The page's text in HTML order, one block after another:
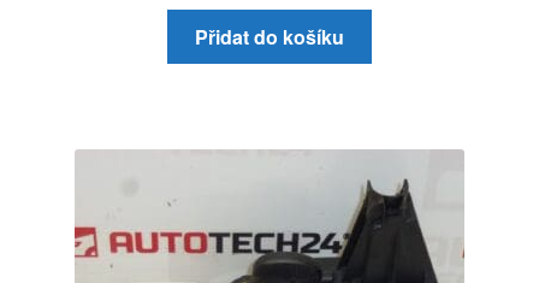
Přidat do košíku